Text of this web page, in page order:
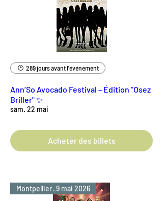
289 jours avant l'événement
Ann’So Avocado Festival – Édition "Osez
Briller" ✨
sam. 22 mai
Acheter des billets
Montpellier · 9 mai 2026